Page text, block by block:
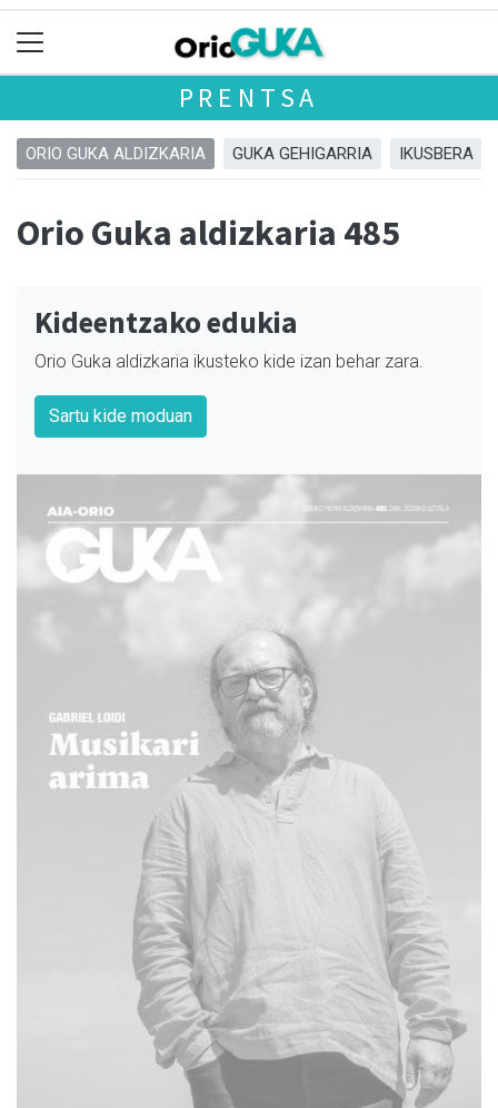
PRENTSA
ORIO GUKA ALDIZKARIA GUKA GEHIGARRIA IKUSBERA
Orio Guka aldizkaria 485
Kideentzako edukia
Orio Guka aldizkaria ikusteko kide izan behar zara.
Sartu kide moduan